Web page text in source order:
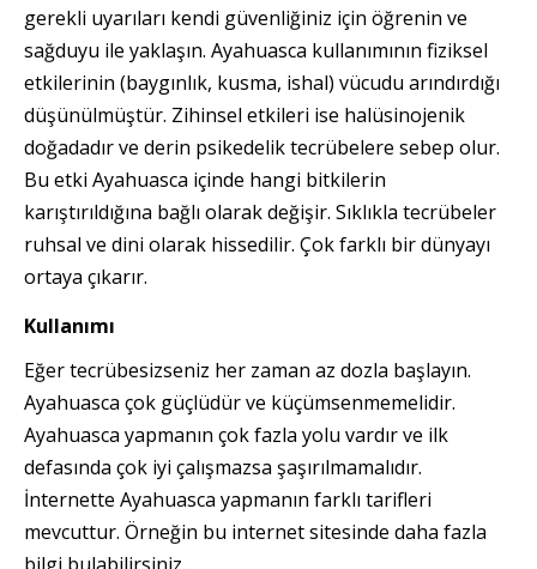
gerekli uyarıları kendi güvenliğiniz için öğrenin ve
sağduyu ile yaklaşın. Ayahuasca kullanımının fiziksel
etkilerinin (baygınlık, kusma, ishal) vücudu arındırdığı
düşünülmüştür. Zihinsel etkileri ise halüsinojenik
doğadadır ve derin psikedelik tecrübelere sebep olur.
Bu etki Ayahuasca içinde hangi bitkilerin
karıştırıldığına bağlı olarak değişir. Sıklıkla tecrübeler
ruhsal ve dini olarak hissedilir. Çok farklı bir dünyayı
ortaya çıkarır.
Kullanımı
Eğer tecrübesizseniz her zaman az dozla başlayın.
Ayahuasca çok güçlüdür ve küçümsenmemelidir.
Ayahuasca yapmanın çok fazla yolu vardır ve ilk
defasında çok iyi çalışmazsa şaşırılmamalıdır.
İnternette Ayahuasca yapmanın farklı tarifleri
mevcuttur. Örneğin bu internet sitesinde daha fazla